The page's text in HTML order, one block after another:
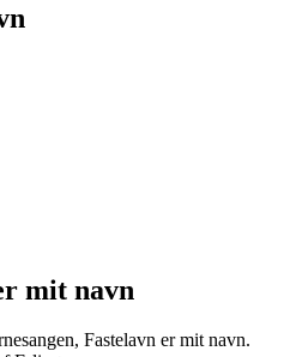
mit navn
Fastelavn er mit navn.